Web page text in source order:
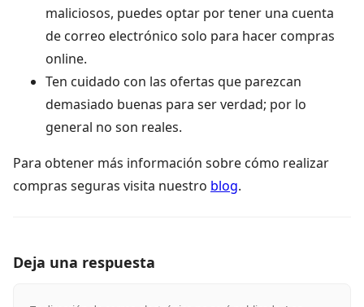
maliciosos, puedes optar por tener una cuenta
de correo electrónico solo para hacer compras
online.
Ten cuidado con las ofertas que parezcan
demasiado buenas para ser verdad; por lo
general no son reales.
Para obtener más información sobre cómo realizar
compras seguras visita nuestro blog.
Deja una respuesta